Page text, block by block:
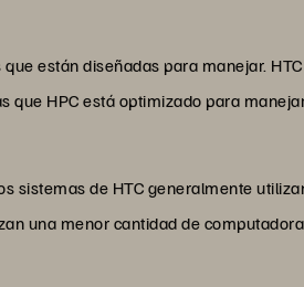
están diseñadas para manejar.
HPC está optimizado para
sistemas de HTC generalmente
una menor cantidad de